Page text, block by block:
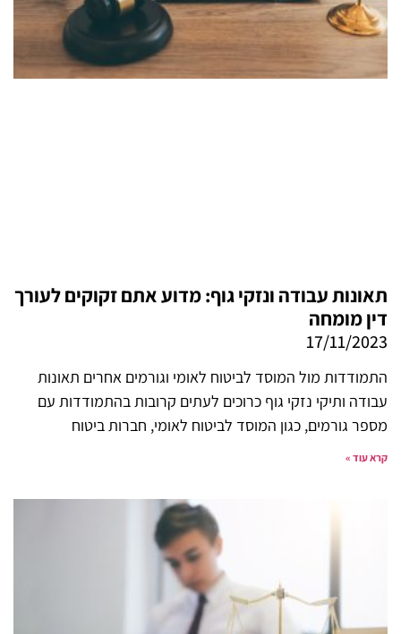
תאונות עבודה ונזקי גוף: מדוע אתם זקוקים לעורך
דין מומחה
17/11/2023
התמודדות מול המוסד לביטוח לאומי וגורמים אחרים תאונות
עבודה ותיקי נזקי גוף כרוכים לעתים קרובות בהתמודדות עם
מספר גורמים, כגון המוסד לביטוח לאומי, חברות ביטוח
קרא עוד »